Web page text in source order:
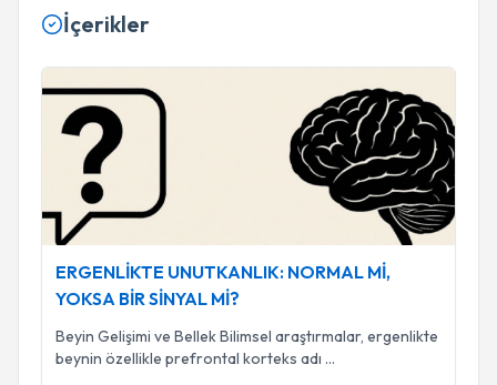
İçerikler
ERGENLİKTE UNUTKANLIK: NORMAL Mİ,
YOKSA BİR SİNYAL Mİ?
Beyin Gelişimi ve Bellek Bilimsel araştırmalar, ergenlikte
beynin özellikle prefrontal korteks adı ...